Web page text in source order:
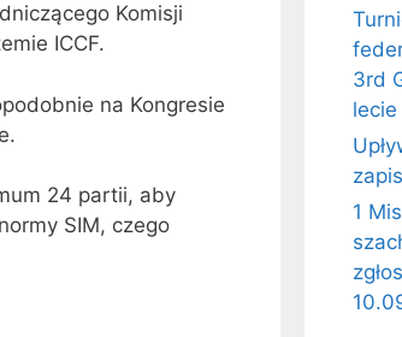
Komisji
ICCF.
na Kongresie
24 partii, aby
SIM, czego
3rd
lecie
1